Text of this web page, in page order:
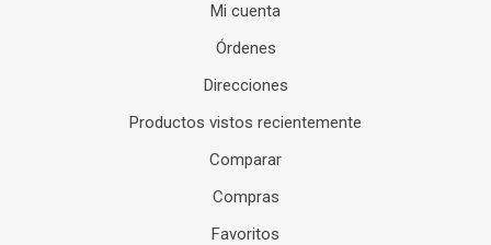
Mi cuenta
Órdenes
Direcciones
Productos vistos recientemente
Comparar
Compras
Favoritos